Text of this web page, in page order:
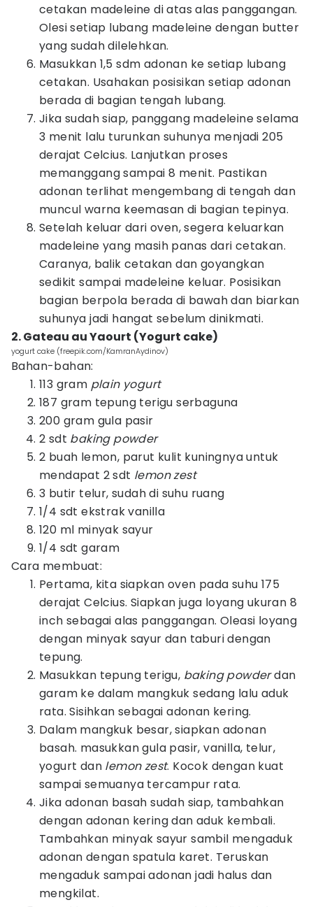
cetakan madeleine di atas alas panggangan.
Olesi setiap lubang madeleine dengan butter
yang sudah dilelehkan.
Masukkan 1,5 sdm adonan ke setiap lubang
cetakan. Usahakan posisikan setiap adonan
berada di bagian tengah lubang.
Jika sudah siap, panggang madeleine selama
3 menit lalu turunkan suhunya menjadi 205
derajat Celcius. Lanjutkan proses
memanggang sampai 8 menit. Pastikan
adonan terlihat mengembang di tengah dan
muncul warna keemasan di bagian tepinya.
Setelah keluar dari oven, segera keluarkan
madeleine yang masih panas dari cetakan.
Caranya, balik cetakan dan goyangkan
sedikit sampai madeleine keluar. Posisikan
bagian berpola berada di bawah dan biarkan
suhunya jadi hangat sebelum dinikmati.
2. Gateau au Yaourt (Yogurt cake)
yogurt cake (freepik.com/KamranAydinov)
Bahan-bahan:
113 gram plain yogurt
187 gram tepung terigu serbaguna
200 gram gula pasir
2 sdt baking powder
2 buah lemon, parut kulit kuningnya untuk
mendapat 2 sdt lemon zest
3 butir telur, sudah di suhu ruang
1/4 sdt ekstrak vanilla
120 ml minyak sayur
1/4 sdt garam
Cara membuat:
Pertama, kita siapkan oven pada suhu 175
derajat Celcius. Siapkan juga loyang ukuran 8
inch sebagai alas panggangan. Oleasi loyang
dengan minyak sayur dan taburi dengan
tepung.
Masukkan tepung terigu, baking powderdan
garam ke dalam mangkuk sedang lalu aduk
rata. Sisihkan sebagai adonan kering.
Dalam mangkuk besar, siapkan adonan
basah. masukkan gula pasir, vanilla, telur,
yogurt dan lemon zest. Kocok dengan kuat
sampai semuanya tercampur rata.
Jika adonan basah sudah siap, tambahkan
dengan adonan kering dan aduk kembali.
Tambahkan minyak sayur sambil mengaduk
adonan dengan spatula karet. Teruskan
mengaduk sampai adonan jadi halus dan
mengkilat.